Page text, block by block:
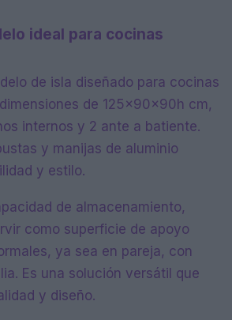
ideal para cocinas
de isla diseñado para cocinas
de 125x90x90h cm,
internos y 2 ante a batiente.
y manijas de aluminio
y estilo.
de almacenamiento,
como superficie de apoyo
ya sea en pareja, con
Es una solución versátil que
y diseño.